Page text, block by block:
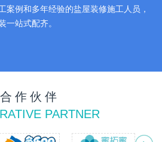
案例和多年经验的盐屋装修施工人员，
一站式配齐。
合 作 伙 伴
PARTNER